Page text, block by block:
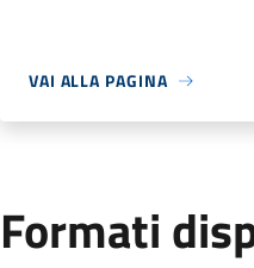
VAI ALLA PAGINA
Formati